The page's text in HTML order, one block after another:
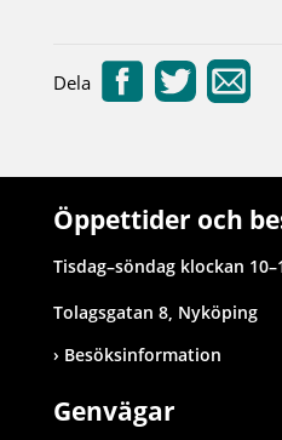
Dela
Öppettider och
Tisdag–söndag klockan
Tolagsgatan 8, Nyköping
Besöksinformation
Genvägar